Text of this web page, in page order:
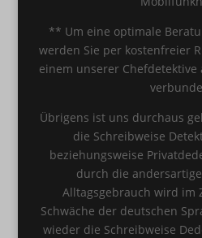
** Um eine optimale
werden Sie per kostenfreier
einem unserer Chefdetektive
Übrigens ist uns durchaus
die Schreibweise
beziehungsweise
durch die
Alltagsgebrauch wird im
Schwäche der deutschen
wieder die Schreibweise